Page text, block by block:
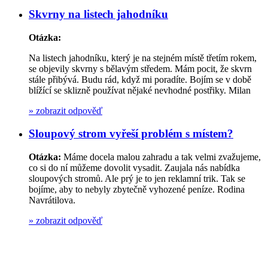
Skvrny na listech jahodníku
Otázka:
Na listech jahodníku, který je na stejném místě třetím rokem,
se objevily skvrny s bělavým středem. Mám pocit, že skvrn
stále přibývá. Budu rád, když mi poradíte. Bojím se v době
blížící se sklizně používat nějaké nevhodné postřiky. Milan
» zobrazit odpověď
Sloupový strom vyřeší problém s místem?
Otázka: Máme docela malou zahradu a tak velmi zvažujeme,
co si do ní můžeme dovolit vysadit. Zaujala nás nabídka
sloupových stromů. Ale prý je to jen reklamní trik. Tak se
bojíme, aby to nebyly zbytečně vyhozené peníze. Rodina
Navrátilova.
» zobrazit odpověď